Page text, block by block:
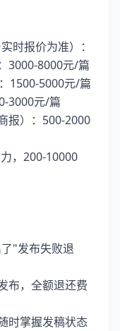
时报价为准）：
3000-8000元/篇
1500-5000元/篇
3000元/篇
报）：500-2000
，200-10000
"发布失败退
布，全额退还费
时掌握发稿状态